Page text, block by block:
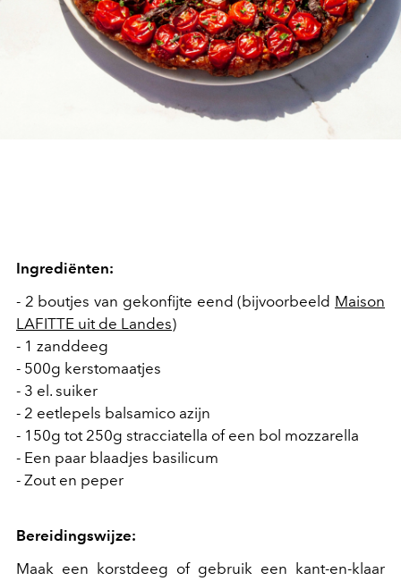
Ingrediënten:
- 2 boutjes van gekonfijte eend (bijvoorbeeld Maison
LAFITTE uit de Landes)
- 1 zanddeeg
- 500g kerstomaatjes
- 3 el. suiker
- 2 eetlepels balsamico azijn
- 150g tot 250g stracciatella of een bol mozzarella
- Een paar blaadjes basilicum
- Zout en peper
Bereidingswijze:
Maak een korstdeeg of gebruik een kant-en-klaar